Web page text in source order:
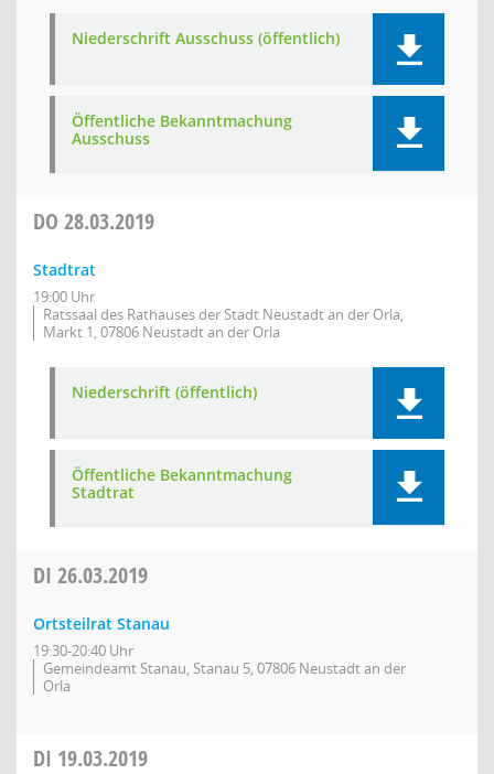
Niederschrift Ausschuss (öffentlich)
Öffentliche Bekanntmachung
Ausschuss
DO 28.03.2019
Stadtrat
19:00 Uhr
Ratssaal des Rathauses der Stadt Neustadt an der Orla,
Markt 1, 07806 Neustadt an der Orla
Niederschrift (öffentlich)
Öffentliche Bekanntmachung
Stadtrat
DI 26.03.2019
Ortsteilrat Stanau
19:30-20:40 Uhr
Gemeindeamt Stanau, Stanau 5, 07806 Neustadt an der
Orla
DI 19.03.2019